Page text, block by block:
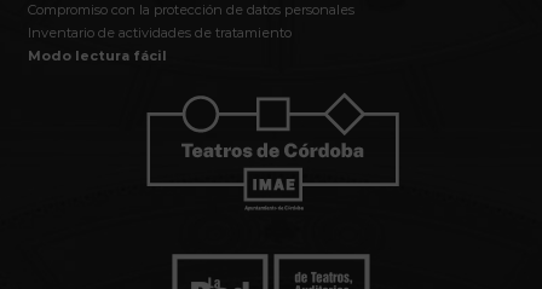
Compromiso con la protección de datos personales
Inventario de actividades de tratamiento
Modo lectura fácil